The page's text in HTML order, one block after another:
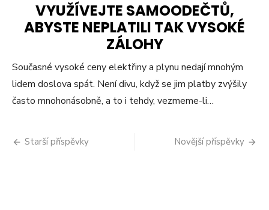
VYUŽÍVEJTE SAMOODEČTŮ,
ABYSTE NEPLATILI TAK VYSOKÉ
ZÁLOHY
Současné vysoké ceny elektřiny a plynu nedají mnohým
lidem doslova spát. Není divu, když se jim platby zvýšily
často mnohonásobně, a to i tehdy, vezmeme-li…
Navigace
Starší příspěvky Novější příspěvky